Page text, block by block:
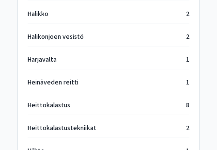
Halikko 2
Halikonjoen vesistö 2
Harjavalta 1
Heinäveden reitti 1
Heittokalastus 8
Heittokalastustekniikat 2